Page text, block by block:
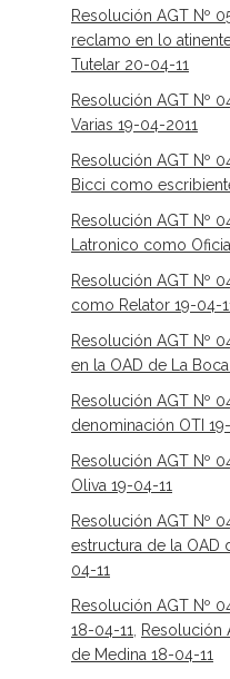
Resolución AGT Nº
reclamo en lo
Tutelar 20-04-11
Resolución AGT Nº
Varias 19-04-2011
Resolución AGT Nº
Bicci como
Resolución AGT Nº
Latronico como
Resolución AGT Nº
como Relator 19-04-
Resolución AGT Nº
en la OAD de La Boca
Resolución AGT Nº
denominación OTI
Resolución AGT Nº
Oliva 19-04-11
Resolución AGT Nº
estructura de la OAD
04-11
Resolución AGT Nº
18-04-11
Resolución
de Medina 18-04-11